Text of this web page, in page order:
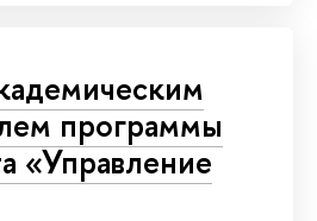
программы
«Управление